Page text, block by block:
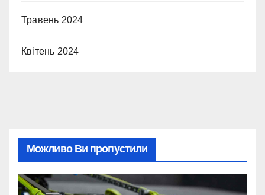
Травень 2024
Квітень 2024
Можливо Ви пропустили